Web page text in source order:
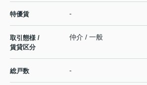
特優賃 -
取引態様 /
賃貸区分
仲介 / 一般
総戸数 -